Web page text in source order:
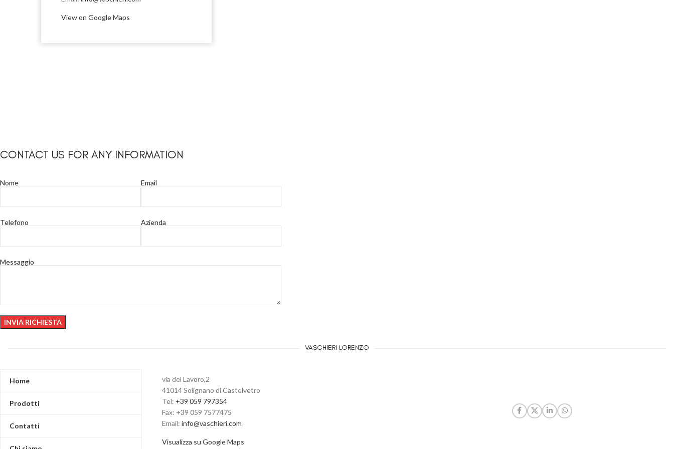
View on Google Maps
CONTACT US FOR ANY INFORMATION
Nome Email
Telefono Azienda
Messaggio
VASCHIERI LORENZO
Home
Prodotti
Contatti
via del Lavoro,2
41014 Solignano di Castelvetro
Tel: +39 059 797354
Fax: +39 059 7577475
Email: info@vaschieri.com
Visualizza su Google Maps